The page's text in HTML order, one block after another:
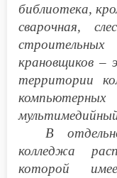
библиотека,
сварочная,
крановщиков –
территории
В
колледжа
которой